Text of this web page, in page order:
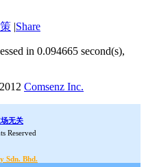
|Share
in 0.094665 second(s),
Comsenz Inc.
无关
Reserved
Sdn. Bhd.